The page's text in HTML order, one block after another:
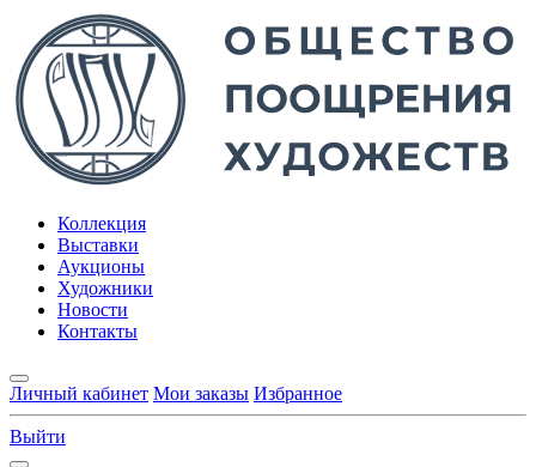
Коллекция
Выставки
Аукционы
Художники
Новости
Контакты
Личный кабинет Мои заказы Избранное
Выйти